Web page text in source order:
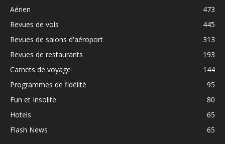
Aérien
473
Revues de vols
445
Revues de salons d'aéroport
313
Revues de restaurants
193
Carnets de voyage
144
Programmes de fidélité
95
Fun et Insolite
80
Hotels
65
Flash News
65